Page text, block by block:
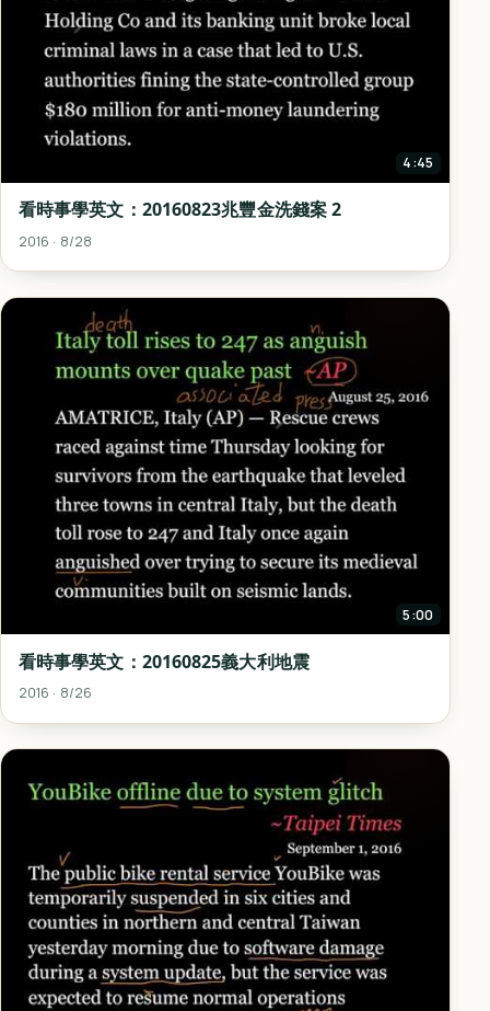
4:45
看時事學英文：20160823兆豐金洗錢案 2
2016 · 8/28
5:00
看時事學英文：20160825義大利地震
2016 · 8/26